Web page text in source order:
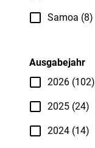
Samoa (8)
Ausgabejahr
2026 (102)
2025 (24)
2024 (14)